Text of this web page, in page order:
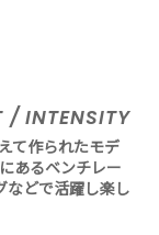
INTENSITY
て作られたモデ
あるベンチレー
などで活躍し楽し